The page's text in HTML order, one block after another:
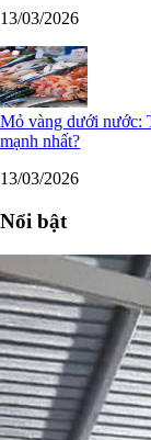
13/03/2026
Mỏ vàng dưới nước:
mạnh nhất?
13/03/2026
Nổi bật